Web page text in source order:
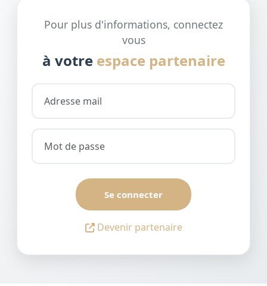
Pour plus d'informations, connectez
vous
à votre espace partenaire
Se connecter
Devenir partenaire